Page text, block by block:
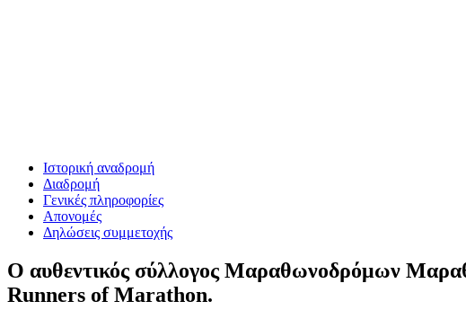
Ιστορική αναδρομή
Διαδρομή
Γενικές πληροφορίες
Απονομές
Δηλώσεις συμμετοχής
Ο αυθεντικός σύλλογος Μαραθωνοδρόμων
Runners of Marathon.